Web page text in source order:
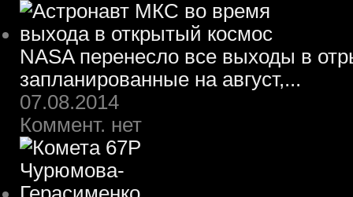
NASA перенесло все выходы в
запланированные на август,...
07.08.2014
Коммент. нет